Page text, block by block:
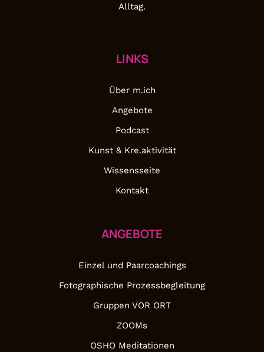
Alltag.
LINKS
Über m.ich
Angebote
Podcast
Kunst & Kre.aktivität
Wissensseite
Kontakt
ANGEBOTE
Einzel und Paarcoachings
Fotographische Prozessbegleitung
Gruppen VOR ORT
ZOOMs
OSHO Meditationen